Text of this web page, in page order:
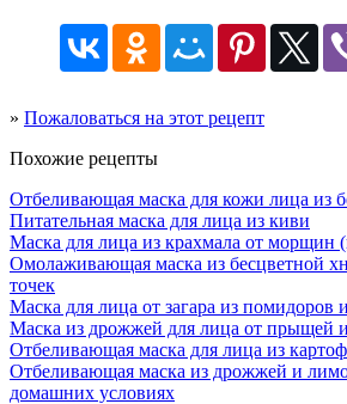
» Пожаловаться на этот рецепт
Похожие рецепты
Отбеливающая маска для кожи лица из
Питательная маска для лица из киви
Маска для лица из крахмала от морщин
Омолаживающая маска из бесцветной
точек
Маска для лица от загара из помидоров
Маска из дрожжей для лица от прыщей
Отбеливающая маска для лица из
Отбеливающая маска из дрожжей и
домашних условиях